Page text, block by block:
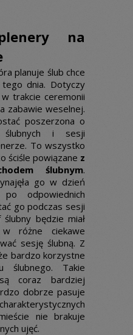
na
planuje ślub chce
dnia. Dotyczy
trakcie ceremonii
zabawie weselnej.
poszerzona o
ślubnych i sesji
To wszystko
ściśle powiązane z
ślubnym.
go w dzień
odpowiednich
go podczas sesji
będzie miał
różne ciekawe
sesję ślubną. Z
bardzo korzystne
ślubnego. Takie
coraz bardziej
dobrze pasuje
nie brakuje
ujęć.